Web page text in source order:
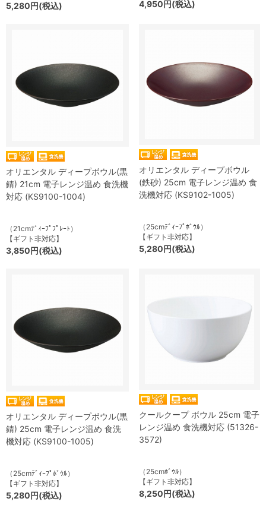
5,280円(税込) 4,950円(税込)
オリエンタル ディープボウル(黒
錆) 21cm 電子レンジ温め 食洗機
対応 (KS9100-1004)
（21cmﾃﾞｨｰﾌﾟﾌﾟﾚｰﾄ）
【ギフト非対応】
3,850円(税込)
オリエンタル ディープボウル
(鉄砂) 25cm 電子レンジ温め 食
洗機対応 (KS9102-1005)
（25cmﾃﾞｨｰﾌﾟﾎﾞｳﾙ）
【ギフト非対応】
5,280円(税込)
オリエンタル ディープボウル(黒
錆) 25cm 電子レンジ温め 食洗
機対応 (KS9100-1005)
（25cmﾃﾞｨｰﾌﾟﾎﾞｳﾙ）
【ギフト非対応】
5,280円(税込)
クールクープ ボウル 25cm 電子
レンジ温め 食洗機対応 (51326-
3572)
（25cmﾎﾞｳﾙ）
【ギフト非対応】
8,250円(税込)